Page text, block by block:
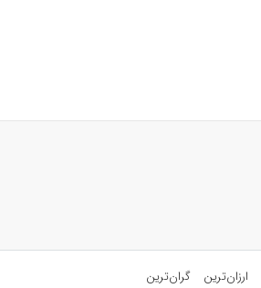
ارزان‌ترین گران‌ترین